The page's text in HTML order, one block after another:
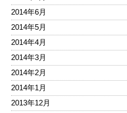
2014年6月
2014年5月
2014年4月
2014年3月
2014年2月
2014年1月
2013年12月